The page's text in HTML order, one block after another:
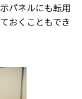
パネルにも転用
おくこともでき